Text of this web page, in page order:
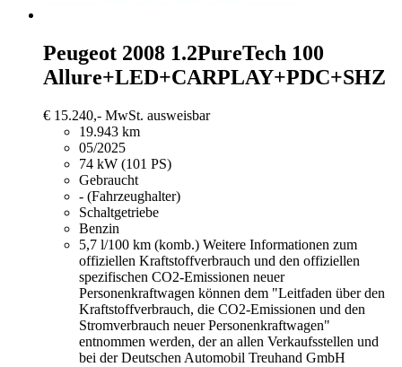
Peugeot 2008 1.2PureTech 100
Allure+LED+CARPLAY+PDC+SHZ
€ 15.240,- MwSt. ausweisbar
19.943 km
05/2025
74 kW (101 PS)
Gebraucht
- (Fahrzeughalter)
Schaltgetriebe
Benzin
5,7 l/100 km (komb.) Weitere Informationen zum
offiziellen Kraftstoffverbrauch und den offiziellen
spezifischen CO2-Emissionen neuer
Personenkraftwagen können dem "Leitfaden über den
Kraftstoffverbrauch, die CO2-Emissionen und den
Stromverbrauch neuer Personenkraftwagen"
entnommen werden, der an allen Verkaufsstellen und
bei der Deutschen Automobil Treuhand GmbH